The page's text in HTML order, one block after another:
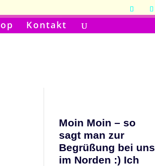
Kontakt
Moin Moin – so
sagt man zur
Begrüßung bei uns
im Norden :) Ich